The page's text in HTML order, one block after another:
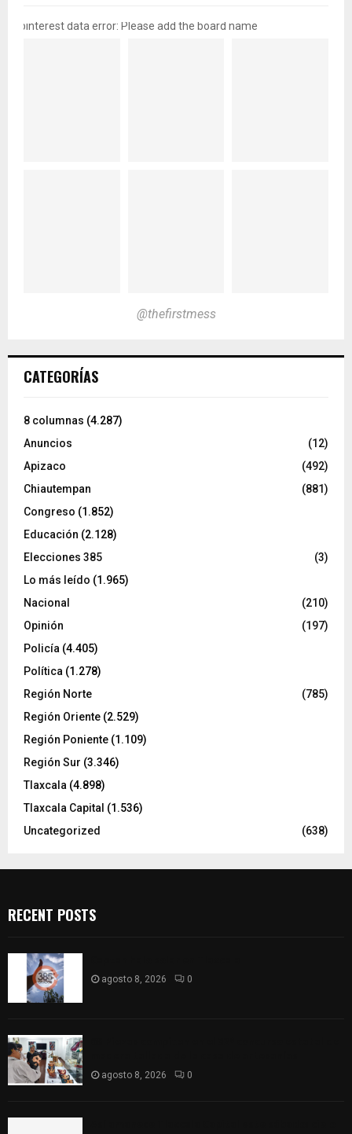
pinterest data error: Please add the board name
@thefirstmess
CATEGORÍAS
8 columnas (4.287)
Anuncios
(12)
Apizaco
(492)
Chiautempan
(881)
Congreso (1.852)
Educación (2.128)
Elecciones 385
(3)
Lo más leído (1.965)
Nacional
(210)
Opinión
(197)
Policía (4.405)
Política (1.278)
Región Norte
(785)
Región Oriente (2.529)
Región Poniente (1.109)
Región Sur (3.346)
Tlaxcala (4.898)
Tlaxcala Capital (1.536)
Uncategorized
(638)
RECENT POSTS
agosto 8, 2026 0
agosto 8, 2026 0